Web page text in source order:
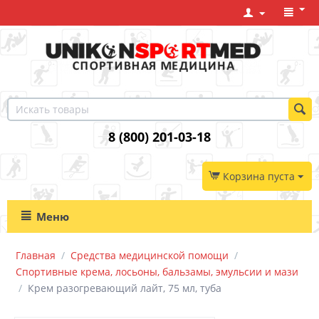
8 (800) 201-03-18
Корзина пуста
Меню
Главная / Средства медицинской помощи /
Спортивные крема, лосьоны, бальзамы, эмульсии и мази
/ Крем разогревающий лайт, 75 мл, туба